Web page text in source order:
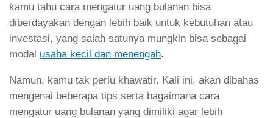
kamu tahu cara mengatur uang bulanan bisa
diberdayakan dengan lebih baik untuk kebutuhan atau
investasi, yang salah satunya mungkin bisa sebagai
modal usaha kecil dan menengah.
Namun, kamu tak perlu khawatir. Kali ini, akan dibahas
mengenai beberapa tips serta bagaimana cara
mengatur uang bulanan yang dimiliki agar lebih